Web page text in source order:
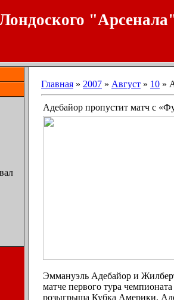
Главная » 2007 » Август » 10 »
Адебайор пропустит матч с
Эммануэль Адебайор и
матче первого тура
розыгрыша Кубка Америки,